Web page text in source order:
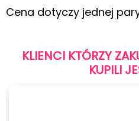
Cena dotyczy jednej
KLIENCI KTÓRZY
KUPILI